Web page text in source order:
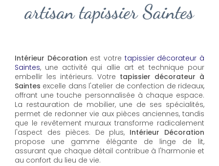
artisan tapissier Saintes
Intérieur Décoration est votre tapissier décorateur à
Saintes, une activité qui allie art et technique pour
embellir les intérieurs. Votre tapissier décorateur à
Saintes excelle dans l'atelier de confection de rideaux,
offrant une touche personnalisée à chaque espace.
La restauration de mobilier, une de ses spécialités,
permet de redonner vie aux pièces anciennes, tandis
que le revêtement muraux transforme radicalement
l'aspect des pièces. De plus, Intérieur Décoration
propose une gamme élégante de linge de lit,
assurant que chaque détail contribue à l'harmonie et
au confort du lieu de vie.